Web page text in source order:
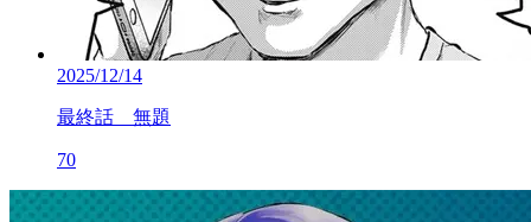
2025/12/14
最終話 無題
70